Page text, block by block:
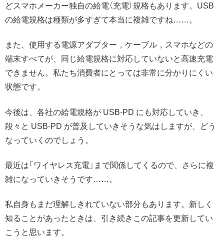
どスマホメーカー独自の給電（充電）規格もあります。USB
の給電規格は種類が多すぎて本当に複雑ですね……。
また、使用する電源アダプター，ケーブル，スマホなどの
端末すべてが、同じ給電規格に対応していないと高速充電
できません。私たち消費者にとっては非常に分かりにくい
状態です。
今後は、各社の給電規格が USB-PD にも対応していき、
段々と USB-PD が普及していきそうな気はしますが、どう
なっていくのでしょう。
最近は「ワイヤレス充電」まで関係してくるので、さらに複
雑になっていきそうです……。
私自身もまだ理解しきれていない部分もあります。新しく
知ることがあったときは、引き続きこの記事を更新してい
こうと思います。